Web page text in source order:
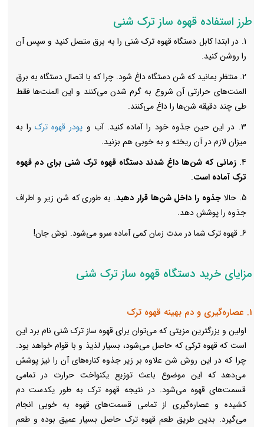
طرز استفاده قهوه ساز ترک شنی
1. در ابتدا کابل دستگاه قهوه ترک شنی را به برق متصل کنید و سپس آن
را روشن کنید.
2. منتظر بمانید که شن‌ دستگاه داغ شود. چرا که با اتصال دستگاه به برق
المنت‌های حرارتی آن شروع به گرم شدن می‌کنند و این المنت‌ها فقط
طی چند دقیقه شن‌ها را داغ می‌کنند.
3. در این حین جذوه خود را آماده کنید. آب و
پودر قهوه ترک را به
میزان لازم در آن ریخته و به خوبی هم بزنید.
4. زمانی که شن‌ها داغ شدند دستگاه قهوه ترک شنی برای دم قهوه
ترک آماده است.
5. حالا
جذوه را داخل شن‌ها قرار دهید. به طوری که شن زیر و اطراف
جذوه را پوشش دهد.
6. قهوه ترک شما در مدت زمان کمی آماده سرو می‌شود. نوش جان!
مزایای خرید دستگاه قهوه ساز ترک شنی
1. عصاره‌گیری و دم بهینه قهوه ترک
اولین و بزرگترین مزیتی که می‌توان برای قهوه ساز ترک شنی نام برد این
است که قهوه ترکی که حاصل می‌شود، بسیار لذیذ و با قوام خواهد بود.
چرا که در این روش شن‌ علاوه بر زیر جذوه کناره‌های آن را نیز پوشش
می‌دهد که این موضوع باعث توزیع یکنواخت حرارت در تمامی
قسمت‌های قهوه می‌شود. در نتیجه قهوه ترک به طور یکدست دم
کشیده و عصاره‌گیری از تمامی قسمت‌های قهوه به خوبی انجام
می‌گیرد. بدین طریق طعم قهوه ترک حاصل بسیار عمیق بوده و طعم